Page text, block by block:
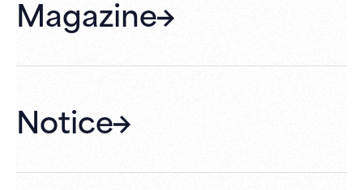
Membership
Hall Rental
Magazine
Notice